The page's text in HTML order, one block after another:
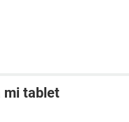
mi tablet